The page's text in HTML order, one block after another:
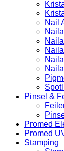
Nail
Pinsel &
Promed
Promed
Stamping